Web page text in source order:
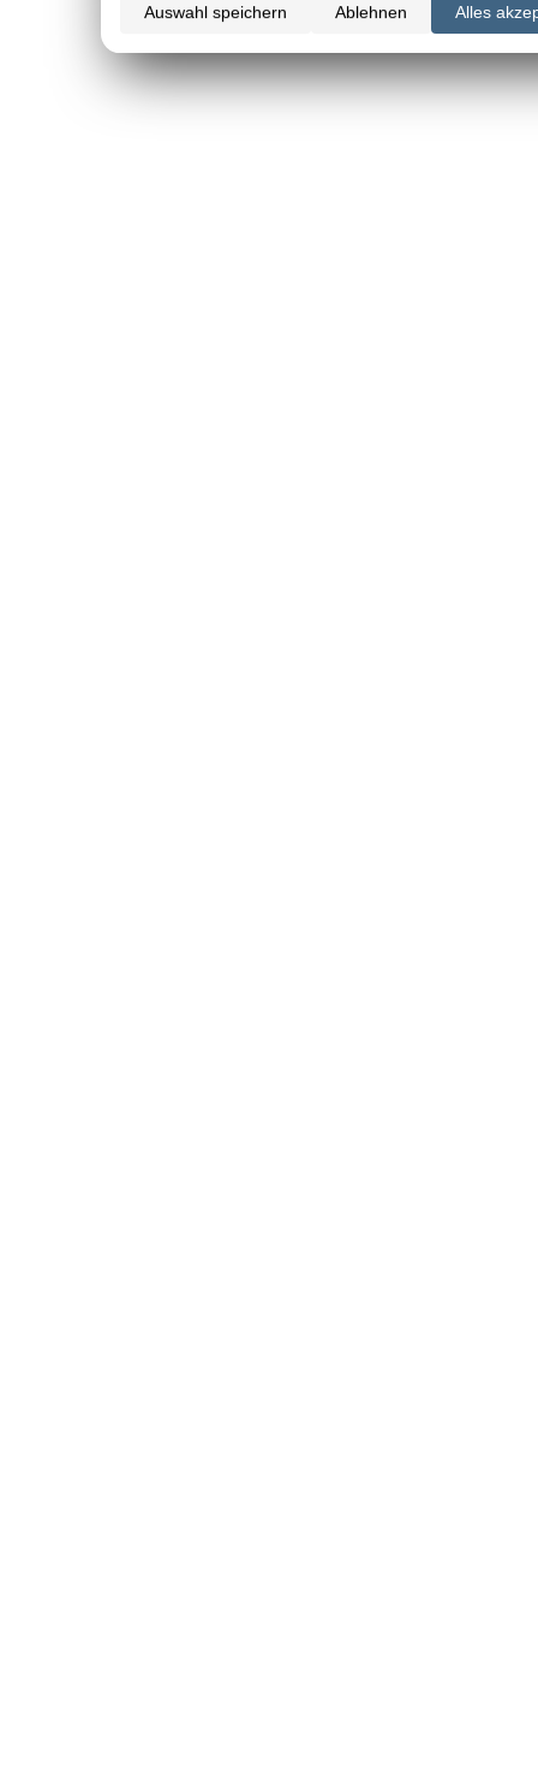
Auswahl speichern Ablehnen Alles